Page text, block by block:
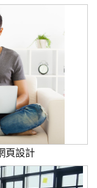
頁設計